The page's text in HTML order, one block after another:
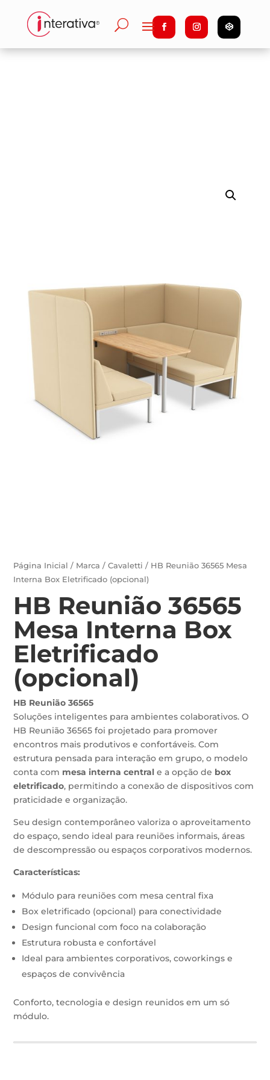
Página Inicial / Marca /Cavaletti / HB Reunião 36565 Mesa
Interna Box Eletrificado (opcional)
HB Reunião 36565
Mesa Interna Box
Eletrificado
(opcional)
HB Reunião 36565
Soluções inteligentes para ambientes colaborativos. O
HB Reunião 36565 foi projetado para promover
encontros mais produtivos e confortáveis. Com
estrutura pensada para interação em grupo, o modelo
conta com mesa interna central e a opção de box
eletrificado, permitindo a conexão de dispositivos com
praticidade e organização.
Seu design contemporâneo valoriza o aproveitamento
do espaço, sendo ideal para reuniões informais, áreas
de descompressão ou espaços corporativos modernos.
Características:
Módulo para reuniões com mesa central fixa
Box eletrificado (opcional) para conectividade
Design funcional com foco na colaboração
Estrutura robusta e confortável
Ideal para ambientes corporativos, coworkings e
espaços de convivência
Conforto, tecnologia e design reunidos em um só
módulo.